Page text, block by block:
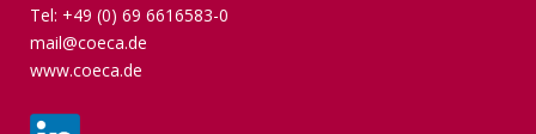
Tel: +49 (0) 69 6616583-0
mail@coeca.de
www.coeca.de